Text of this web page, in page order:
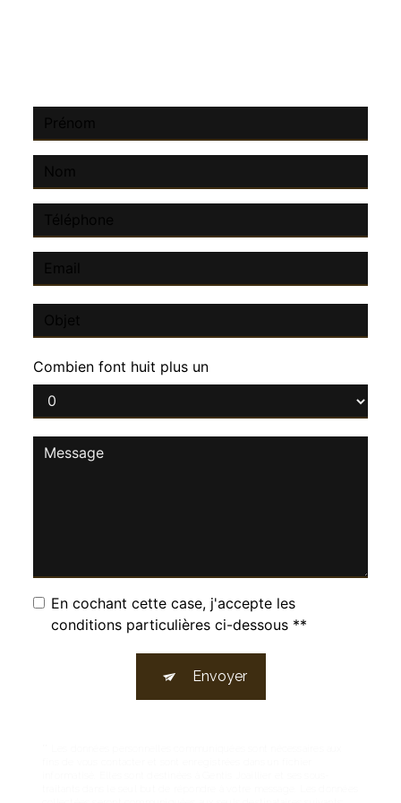
Combien font huit plus un
En cochant cette case, j'accepte les
conditions particulières ci-dessous **
Envoyer